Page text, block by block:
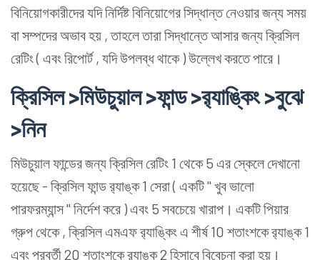
বিনিয়োগকারীদের যদি নির্দিষ্ট বিনিয়োগের সিদ্ধান্ত নেওয়ার জন্য সময়
বা সম্পদের অভাব হয় , তাহলে তারা সিদ্ধান্তে আসার জন্য ক্রিসিল
রেটিং ( এবং রিপোর্ট , যদি উপলব্ধ থাকে ) উল্লেখ করতে পারে।
ক্রিসিল >মিউচুয়াল >ফান্ড >র‍্যাঙ্কিং >বুঝে
>নিন
মিউচুয়াল ফান্ডের জন্য ক্রিসিল রেটিং 1 থেকে 5 এর স্কেলে দেখানো
হয়েছে - ক্রিসিল ফান্ড র‍্যাঙ্ক 1 সেরা ( একটি " খুব ভালো
পারফরম্যান্স " নির্দেশ করে ) এবং 5 সবচেয়ে খারাপ। একটি পিয়ার
গ্রুপ থেকে , ক্রিসিল এমএফ র‍্যাঙ্কিং এ শীর্ষ 10 শতাংশকে র‍্যাঙ্ক 1
এবং পরবর্তী 20 শতাংশকে র‍্যাঙ্ক 2 হিসাবে বিবেচনা করা হয়।